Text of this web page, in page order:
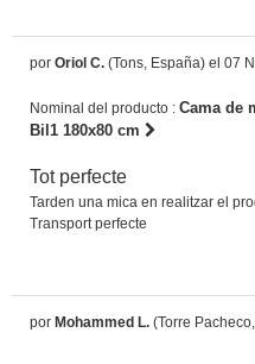
por Oriol C. (Tons, España) el 07
Nominal del producto : Cama de
Bil1 180x80 cm
Tot perfecte
Tarden una mica en realitzar el
Transport perfecte
por Mohammed L. (Torre